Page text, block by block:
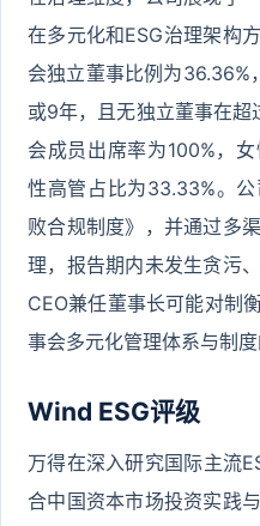
在多元化和ESG治理架构
会独立董事比例为36.36%
或9年，且无独立董事在
会成员出席率为100%，
性高管占比为33.33%。
败合规制度》，并通过多
理，报告期内未发生贪污
CEO兼任董事长可能对制
事会多元化管理体系与制
Wind ESG评级
万得在深入研究国际主流
合中国资本市场投资实践